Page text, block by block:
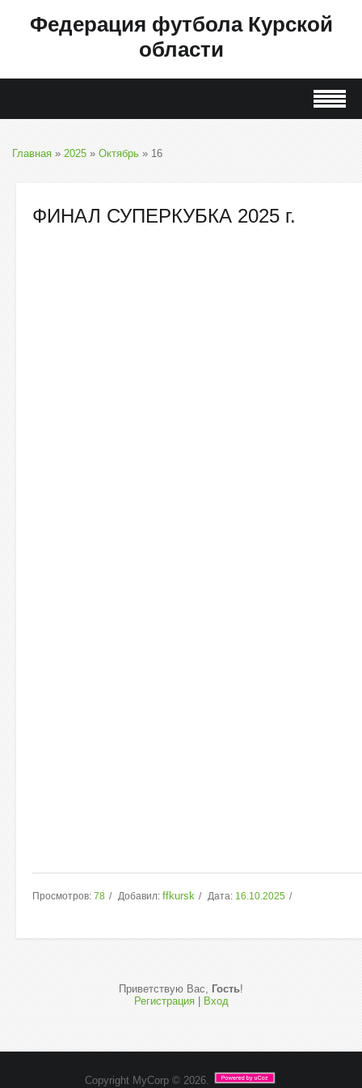
Федерация футбола Курской
области
Главная » 2025 » Октябрь » 16
ФИНАЛ СУПЕРКУБКА 2025 г.
Просмотров: 78 Добавил: ffkursk Дата: 16.10.2025
Приветствую Вас, Гость!
Регистрация| Вход
Copyright MyCorp © 2026.